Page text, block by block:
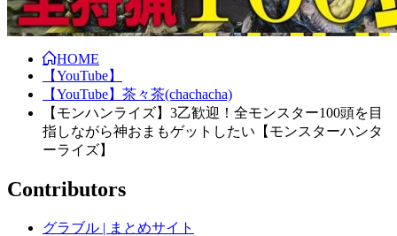
HOME
【YouTube】
【YouTube】茶々茶(chachacha)
【モンハンライズ】3乙歓迎！全モンスター100頭を目
指しながら神おまもゲットしたい【モンスターハンタ
ーライズ】
Contributors
グラブル | まとめサイト